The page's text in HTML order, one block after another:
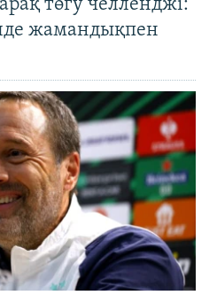
төгу челленджі:
жамандықпен